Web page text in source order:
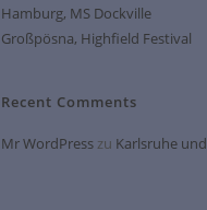
Hamburg, MS Dockville
Großpösna, Highfield Festival
Recent Comments
Mr WordPress zu Karlsruhe